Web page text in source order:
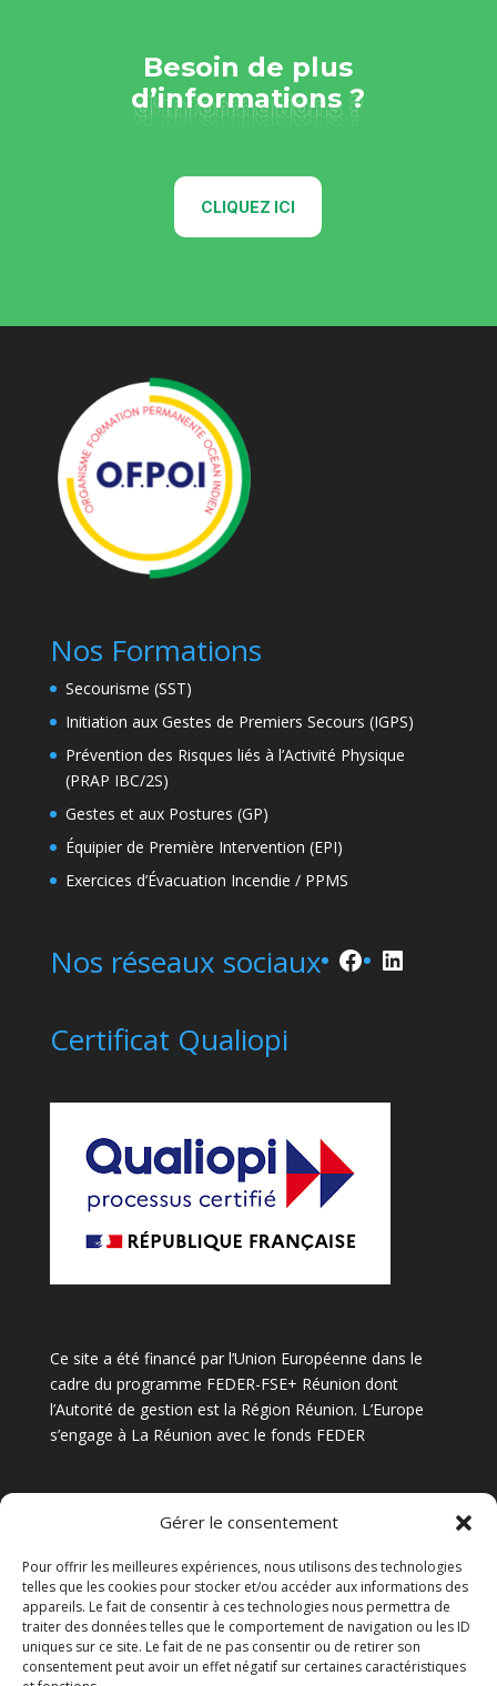
Gérer le consentement
Pour offrir les meilleures expériences, nous utilisons des technologies
telles que les cookies pour stocker et/ou accéder aux informations des
appareils. Le fait de consentir à ces technologies nous permettra de
traiter des données telles que le comportement de navigation ou les ID
uniques sur ce site. Le fait de ne pas consentir ou de retirer son
consentement peut avoir un effet négatif sur certaines caractéristiques
Besoin de plus
d’informations ?
d’informations ?
d’informations ?
CLIQUEZ ICI
Nos Formations
Secourisme (SST)
Initiation aux Gestes de Premiers Secours (IGPS)
Prévention des Risques liés à l’Activité Physique
(PRAP IBC/2S)
Gestes et aux Postures (GP)
Équipier de Première Intervention (EPI)
Exercices d’Évacuation Incendie / PPMS
Nos réseaux sociaux Facebook
LinkedIn
Certificat Qualiopi
Ce site a été financé par l’Union Européenne dans le
cadre du programme FEDER-FSE+ Réunion dont
l’Autorité de gestion est la Région Réunion. L’Europe
s’engage à La Réunion avec le fonds FEDER